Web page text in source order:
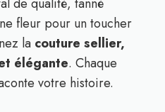
fleur pour un toucher
la couture sellier,
élégante. Chaque
votre histoire.